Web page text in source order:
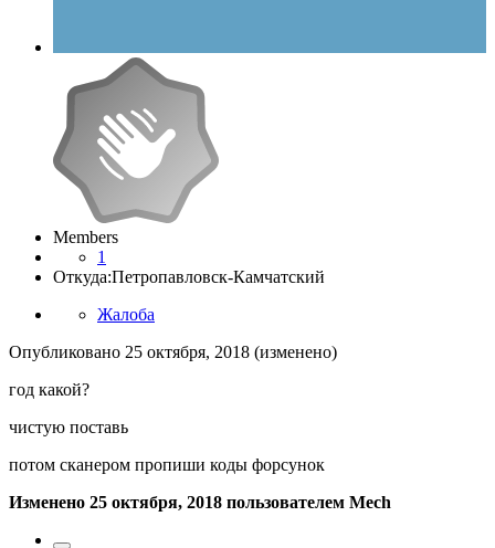
Members
1
Откуда:Петропавловск-Камчатский
Жалоба
Опубликовано 25 октября, 2018 (изменено)
год какой?
чистую поставь
потом сканером пропиши коды форсунок
Изменено 25 октября, 2018 пользователем Mech